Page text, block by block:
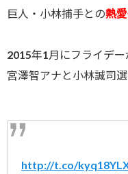
巨人・小林捕手との熱
2015年1月にフライデー
宮澤智アナと小林誠司
http://t.co/